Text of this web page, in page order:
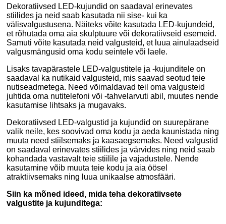
Dekoratiivsed LED-kujundid on saadaval erinevates
stiilides ja neid saab kasutada nii sise- kui ka
välisvalgustusena. Näiteks võite kasutada LED-kujundeid,
et rõhutada oma aia skulptuure või dekoratiivseid esemeid.
Samuti võite kasutada neid valgusteid, et luua ainulaadseid
valgusmängusid oma kodu seintele või laele.
Lisaks tavapärastele LED-valgustitele ja -kujunditele on
saadaval ka nutikaid valgusteid, mis saavad seotud teie
nutiseadmetega. Need võimaldavad teil oma valgusteid
juhtida oma nutitelefoni või -tahvelarvuti abil, muutes nende
kasutamise lihtsaks ja mugavaks.
Dekoratiivsed LED-valgustid ja kujundid on suurepärane
valik neile, kes soovivad oma kodu ja aeda kaunistada ning
muuta need stiilsemaks ja kaasaegsemaks. Need valgustid
on saadaval erinevates stiilides ja värvides ning neid saab
kohandada vastavalt teie stiilile ja vajadustele. Nende
kasutamine võib muuta teie kodu ja aia öösel
atraktiivsemaks ning luua unikaalse atmosfääri.
Siin ka mõned ideed, mida teha dekoratiivsete
valgustite ja kujunditega: